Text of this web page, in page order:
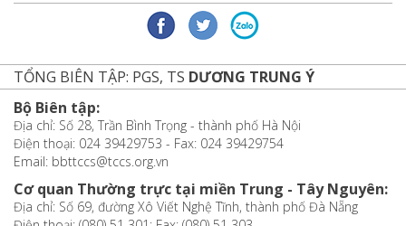
TỔNG BIÊN TẬP: PGS, TS DƯƠNG TRUNG Ý
Bộ Biên tập:
Địa chỉ: Số 28, Trần Bình Trọng - thành phố Hà Nội
Điện thoại: 024 39429753 - Fax: 024 39429754
Email: bbttccs@tccs.org.vn
Cơ quan Thường trực tại miền Trung - Tây Nguyên:
Địa chỉ: Số 69, đường Xô Viết Nghệ Tĩnh, thành phố Đà Nẵng